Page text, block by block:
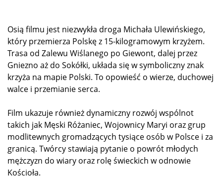
Osią filmu jest niezwykła droga Michała Ulewińskiego,
który przemierza Polskę z 15-kilogramowym krzyżem.
Trasa od Zalewu Wiślanego po Giewont, dalej przez
Gniezno aż do Sokółki, układa się w symboliczny znak
krzyża na mapie Polski. To opowieść o wierze, duchowej
walce i przemianie serca.
Film ukazuje również dynamiczny rozwój wspólnot
takich jak Męski Różaniec, Wojownicy Maryi oraz grup
modlitewnych gromadzących tysiące osób w Polsce i za
granicą. Twórcy stawiają pytanie o powrót młodych
mężczyzn do wiary oraz rolę świeckich w odnowie
Kościoła.